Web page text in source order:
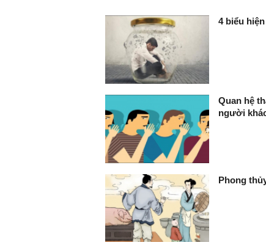
4 biểu
Quan hệ
người
Phong